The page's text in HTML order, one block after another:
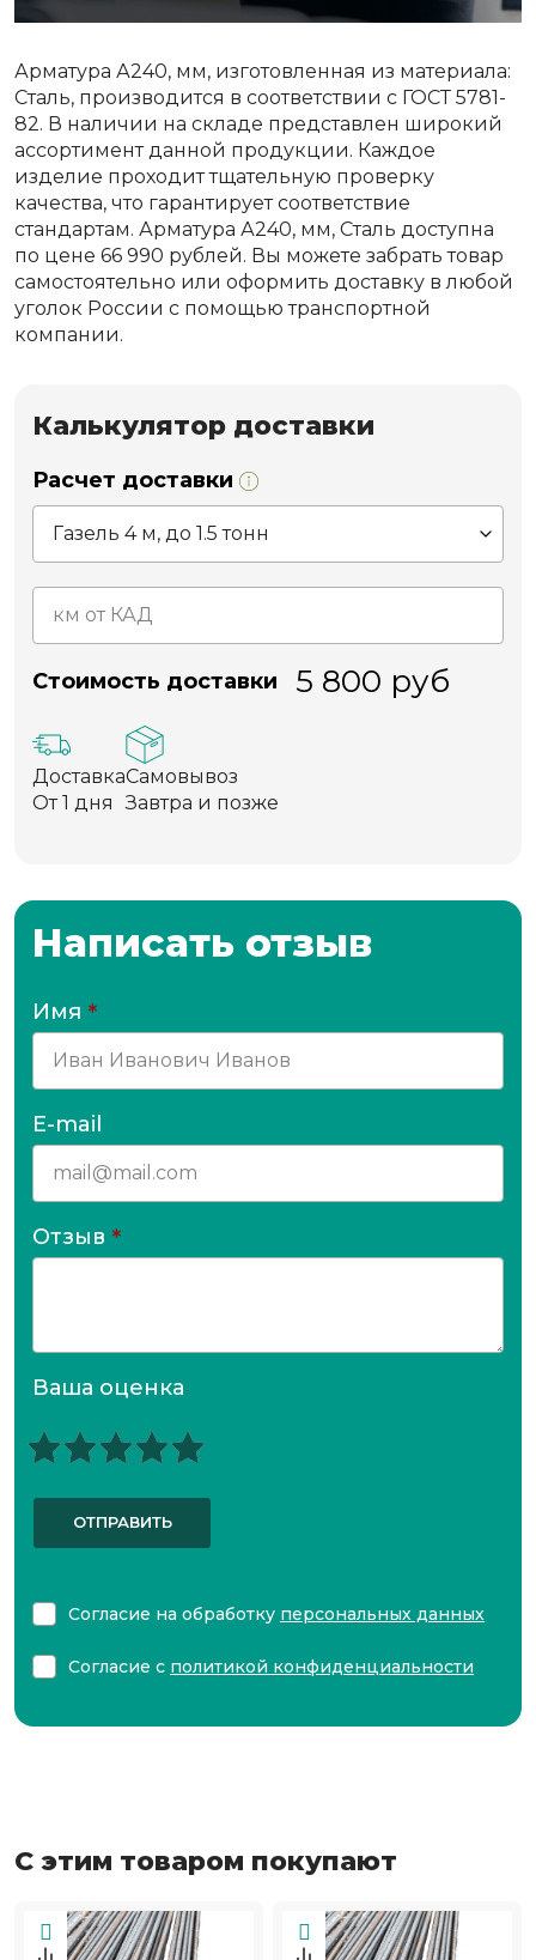
Арматура А240, мм, изготовленная из материала:
Сталь, производится в соответствии с ГОСТ 5781-
82. В наличии на складе представлен широкий
ассортимент данной продукции. Каждое
изделие проходит тщательную проверку
качества, что гарантирует соответствие
стандартам. Арматура А240, мм, Сталь доступна
по цене 66 990 рублей. Вы можете забрать товар
самостоятельно или оформить доставку в любой
уголок России с помощью транспортной
компании.
Калькулятор доставки
Расчет доставки
Стоимость доставки 5 800 руб
Доставка
От 1 дня
Самовывоз
Завтра и позже
Написать отзыв
Имя *
E-mail
Отзыв *
Ваша оценка
ОТПРАВИТЬ
Согласие на обработку персональных данных
Согласие с политикой конфиденциальности
С этим товаром покупают